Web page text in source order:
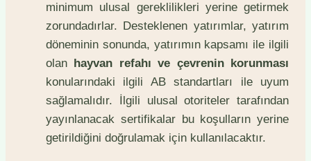
minimum ulusal gereklilikleri yerine getirmek
zorundadırlar. Desteklenen yatırımlar, yatırım
döneminin sonunda, yatırımın kapsamı ile ilgili
olan hayvan refahı ve çevrenin korunması
konularındaki ilgili AB standartları ile uyum
sağlamalıdır. İlgili ulusal otoriteler tarafından
yayınlanacak sertifikalar bu koşulların yerine
getirildiğini doğrulamak için kullanılacaktır.